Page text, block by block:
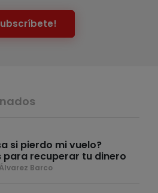
si pierdo mi vuelo?
para recuperar tu dinero
Barco